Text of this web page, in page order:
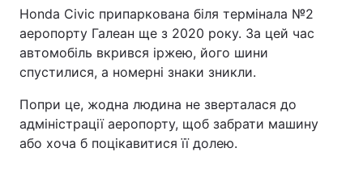
Honda Civic припаркована біля термінала №2
аеропорту Галеан ще з 2020 року. За цей час
автомобіль вкрився іржею, його шини
спустилися, а номерні знаки зникли.
Попри це, жодна людина не зверталася до
адміністрації аеропорту, щоб забрати машину
або хоча б поцікавитися її долею.